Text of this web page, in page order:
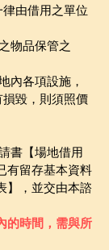
由借用之單位
物品保管之
內各項設施，
毀，則須照價
書【場地借用
有留存基本資料
】，並交由本諮
的時間，需與所